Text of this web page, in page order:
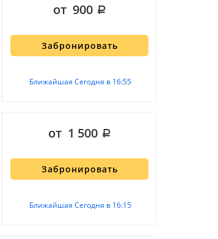
Забронировать
Ближайшая Сегодня в 16:55
от 900
Забронировать
Ближайшая Сегодня в 16:15
от 1 500